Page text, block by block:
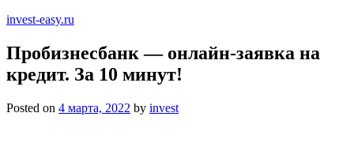
invest-easy.ru
Пробизнесбанк — онлайн-заявка на
кредит. За 10 минут!
Posted on 4 марта, 2022 by invest